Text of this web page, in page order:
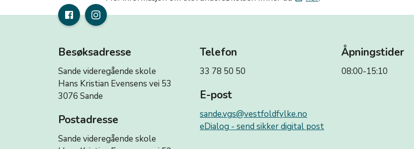
Besøksadresse
Sande videregående skole
Hans Kristian Evensens vei 53
3076 Sande
Postadresse
Sande videregående skole
Telefon
33 78 50 50
E-post
sande.vgs@vestfoldfylke.no
eDialog - send sikker digital post
Åpningstider
08:00-15:10